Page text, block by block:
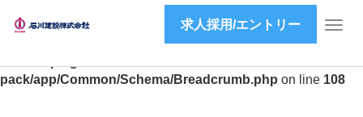
Warning: preg_match(): Unknown modifier 'a' in
/home/ishikawa-inc/ishikawa-inc.co.jp/public_html/wp2/wp-
pack/app/Common/Schema/Breadcrumb.php on line 108
T
g
求人採用/エントリー